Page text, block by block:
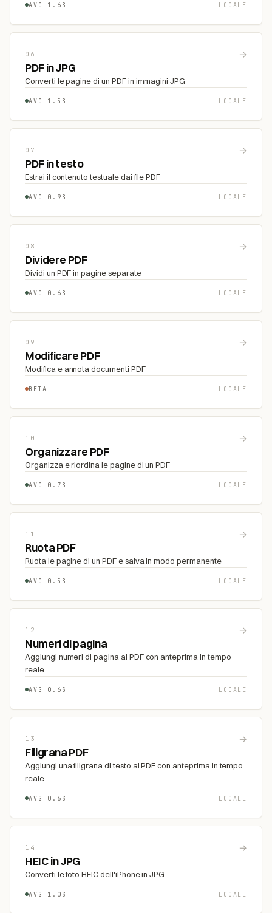
AVG 1.6S LOCALE
06 →
PDF in JPG
Converti le pagine di un PDF in immagini JPG
AVG 1.5S LOCALE
07 →
PDF in testo
Estrai il contenuto testuale dai file PDF
AVG 0.9S LOCALE
08 →
Dividere PDF
Dividi un PDF in pagine separate
AVG 0.6S LOCALE
09 →
Modificare PDF
Modifica e annota documenti PDF
BETA LOCALE
10 →
Organizzare PDF
Organizza e riordina le pagine di un PDF
AVG 0.7S LOCALE
11 →
Ruota PDF
Ruota le pagine di un PDF e salva in modo permanente
AVG 0.5S LOCALE
12 →
Numeri di pagina
Aggiungi numeri di pagina al PDF con anteprima in tempo
reale
AVG 0.6S LOCALE
13 →
Filigrana PDF
Aggiungi una filigrana di testo al PDF con anteprima in tempo
reale
AVG 0.6S LOCALE
14 →
HEIC in JPG
Converti le foto HEIC dell'iPhone in JPG
AVG 1.0S LOCALE